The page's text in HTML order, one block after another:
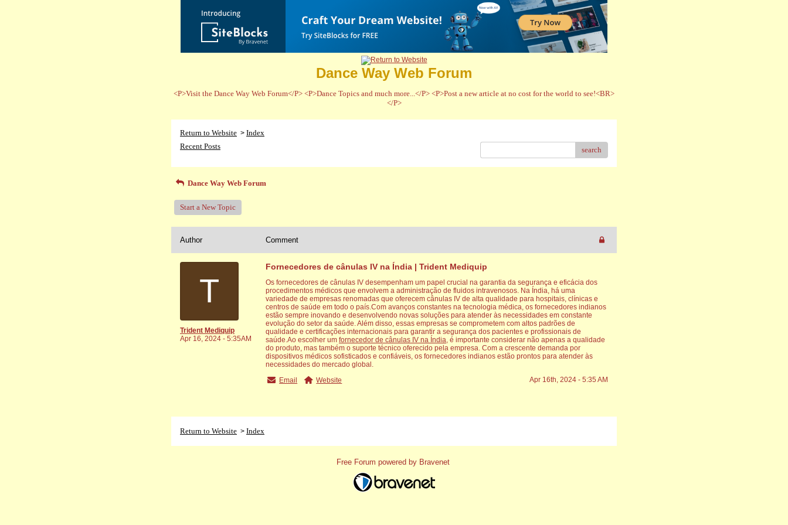
Dance Way Web Forum
<P>Visit the Dance Way Web Forum</P> <P>Dance Topics and much more...</P> <P>Post a new article at no cost for the world to see!<BR>
</P>
Return to Website > Index
Recent Posts
search
Dance Way Web Forum
Start a New Topic
Author Comment
T
Trident Mediquip
Apr 16, 2024 - 5:35AM
Fornecedores de cânulas IV na Índia | Trident Mediquip
Os fornecedores de cânulas IV desempenham um papel crucial na garantia da segurança e eficácia dos
procedimentos médicos que envolvem a administração de fluidos intravenosos. Na Índia, há uma
variedade de empresas renomadas que oferecem cânulas IV de alta qualidade para hospitais, clínicas e
centros de saúde em todo o país.Com avanços constantes na tecnologia médica, os fornecedores indianos
estão sempre inovando e desenvolvendo novas soluções para atender às necessidades em constante
evolução do setor da saúde. Além disso, essas empresas se comprometem com altos padrões de
qualidade e certificações internacionais para garantir a segurança dos pacientes e profissionais de
saúde.Ao escolher um fornecedor de cânulas IV na Índia, é importante considerar não apenas a qualidade
do produto, mas também o suporte técnico oferecido pela empresa. Com a crescente demanda por
dispositivos médicos sofisticados e confiáveis, os fornecedores indianos estão prontos para atender às
necessidades do mercado global.
Email
Website Apr 16th, 2024 - 5:35 AM
Return to Website > Index
Free Forum powered by Bravenet